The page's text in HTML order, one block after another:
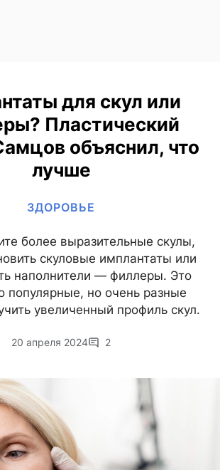
для скул или
Пластический
объяснил, что
лучше
ЗДОРОВЬЕ
более выразительные скулы,
скуловые имплантаты или
наполнители — филлеры. Это
популярные, но очень разные
увеличенный профиль скул.
20 апреля 2024 2